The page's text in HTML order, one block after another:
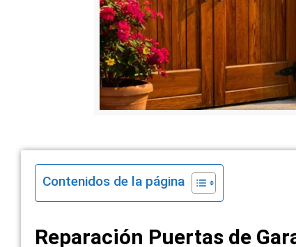
Contenidos de la página
Reparación Puertas de